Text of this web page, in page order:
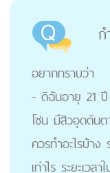
อยากทราบว่า
- ดิฉันอายุ 21
โซน มีสิวอุดตัน
ควรทำอะไรบ้าง
เท่าไร ระยะเวล